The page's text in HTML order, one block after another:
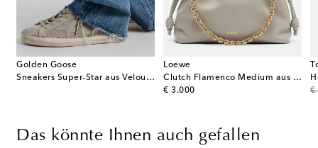
Golden Goose
Sneakers Super-Star aus Veloursleder
Loewe
Clutch Flamenco Medium aus Leder
€ 3.000
original price
€
Das könnte Ihnen auch gefallen